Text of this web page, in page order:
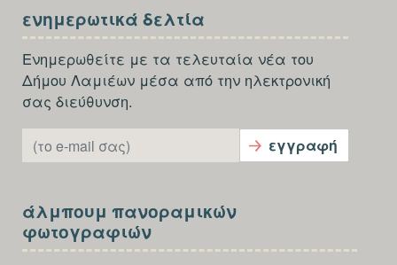
FOOTER-
SECOND
ενημερωτικά δελτία
Ενημερωθείτε με τα τελευταία νέα του
Δήμου Λαμιέων μέσα από την ηλεκτρονική
σας διεύθυνση.
E-mail
εγγραφή
SECTION
FOOTER-
THIRD
άλμπουμ πανοραμικών
φωτογραφιών